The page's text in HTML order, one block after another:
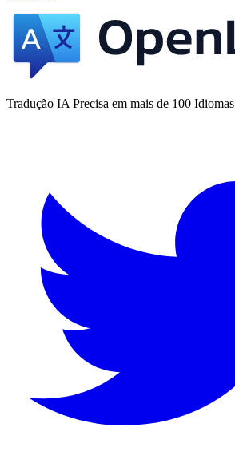
Tradução IA Precisa em mais de 100 Idiomas